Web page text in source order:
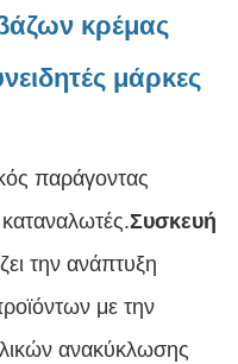
κρέμας
μάρκες
παράγοντας
Συσκευή
την ανάπτυξη
με την
ανακύκλωσης